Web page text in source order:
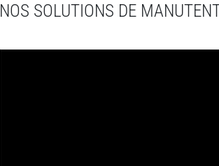
NOS SOLUTIONS DE